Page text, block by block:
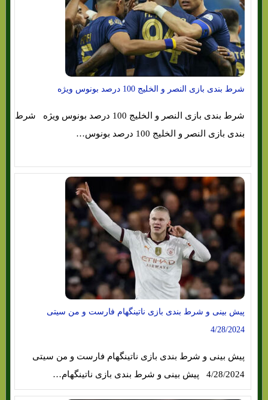
شرط بندی بازی النصر و الخلیج 100 درصد بونوس ویژه
شرط بندی بازی النصر و الخلیج 100 درصد بونوس ویژه شرط
بندی بازی النصر و الخلیج 100 درصد بونوس…
پیش بینی و شرط بندی بازی ناتینگهام فارست و من سیتی
4/28/2024
پیش بینی و شرط بندی بازی ناتینگهام فارست و من سیتی
4/28/2024 پیش بینی و شرط بندی بازی ناتینگهام…